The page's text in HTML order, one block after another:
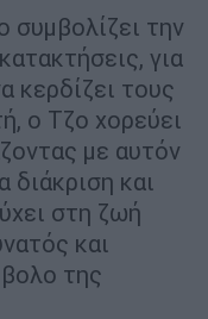
την
για
κερδίζει τους
ο Τζο χορεύει
με αυτόν
διάκριση και
στη ζωή
και
της